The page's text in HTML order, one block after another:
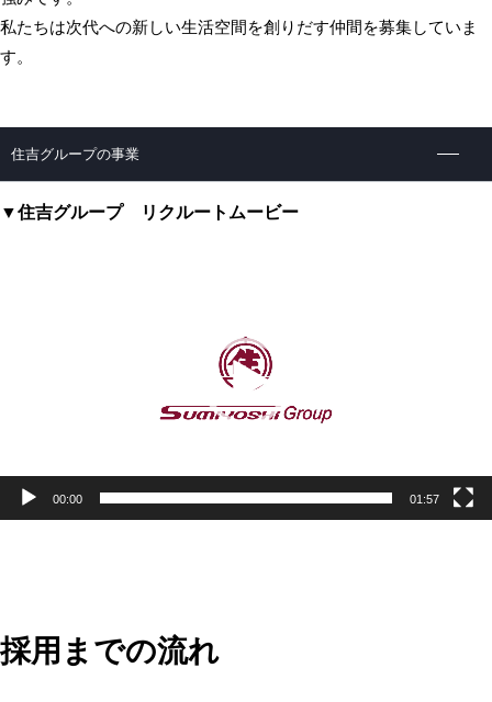
私たちは次代への新しい生活空間を創りだす仲間を募集していま
す。
住吉グループの事業
▼住吉グループ リクルートムービー
00:00 01:57
採用までの流れ